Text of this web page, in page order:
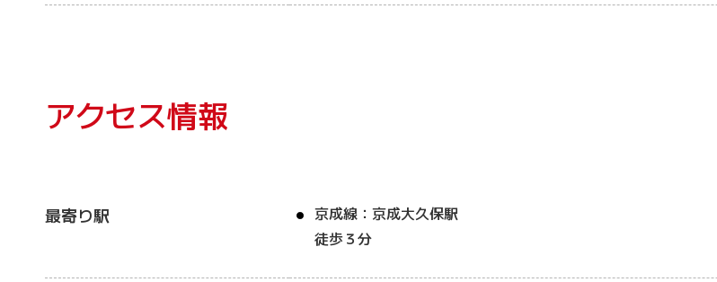
アクセス情報
最寄り駅
京成線：京成大久保駅
徒歩３分